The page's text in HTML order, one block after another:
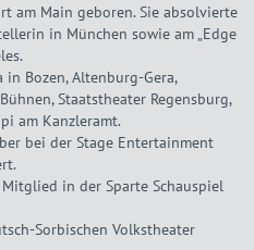
am Main geboren. Sie absolvierte
in München sowie am „Edge
Bozen, Altenburg-Gera,
Staatstheater Regensburg,
am Kanzleramt.
bei der Stage Entertainment
in der Sparte Schauspiel
Sorbischen Volkstheater